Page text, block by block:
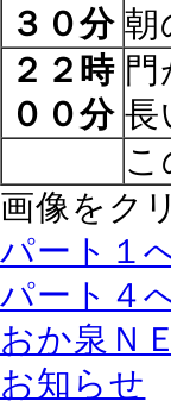
３０分 朝
２２時
００分
門
長
画像をク
パート１
パート４
おか泉Ｎ
お知らせ